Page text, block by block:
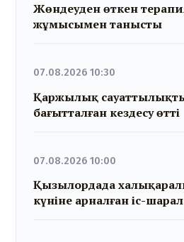
Жөндеуден өткен
жұмысымен танысты
07.08.2026 10:30
Қаржылық
бағытталған кездесу өтті
07.08.2026 10:00
Қызылордада
күніне арналған іс-